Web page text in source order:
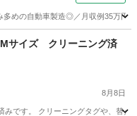
多めの自動車製造◎／月収例35万
サイズ クリーニング済
8月8日
です。 クリーニングタグや、替